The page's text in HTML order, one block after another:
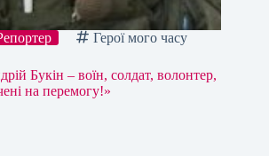
Герої мого часу
Букін – воїн, солдат, волонтер,
на перемогу!»